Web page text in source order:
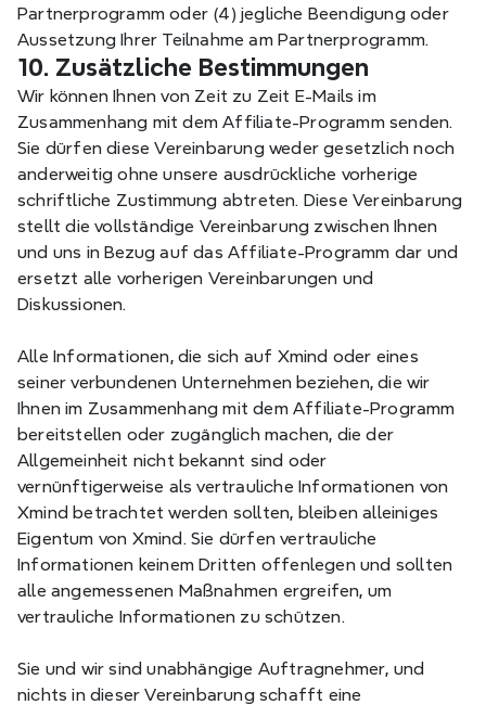
Partnerprogramm oder (4) jegliche Beendigung oder
Aussetzung Ihrer Teilnahme am Partnerprogramm.
10. Zusätzliche Bestimmungen
Wir können Ihnen von Zeit zu Zeit E-Mails im
Zusammenhang mit dem Affiliate-Programm senden.
Sie dürfen diese Vereinbarung weder gesetzlich noch
anderweitig ohne unsere ausdrückliche vorherige
schriftliche Zustimmung abtreten. Diese Vereinbarung
stellt die vollständige Vereinbarung zwischen Ihnen
und uns in Bezug auf das Affiliate-Programm dar und
ersetzt alle vorherigen Vereinbarungen und
Diskussionen.
Alle Informationen, die sich auf Xmind oder eines
seiner verbundenen Unternehmen beziehen, die wir
Ihnen im Zusammenhang mit dem Affiliate-Programm
bereitstellen oder zugänglich machen, die der
Allgemeinheit nicht bekannt sind oder
vernünftigerweise als vertrauliche Informationen von
Xmind betrachtet werden sollten, bleiben alleiniges
Eigentum von Xmind. Sie dürfen vertrauliche
Informationen keinem Dritten offenlegen und sollten
alle angemessenen Maßnahmen ergreifen, um
vertrauliche Informationen zu schützen.
Sie und wir sind unabhängige Auftragnehmer, und
nichts in dieser Vereinbarung schafft eine